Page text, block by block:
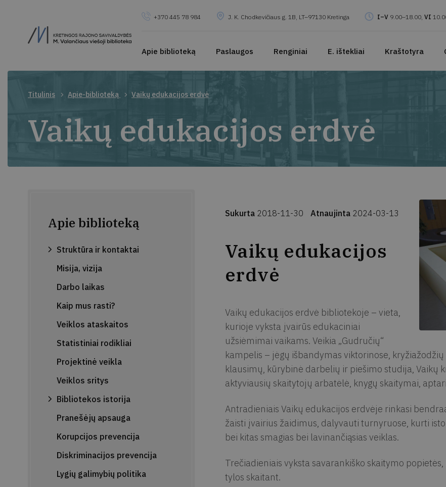
+370 445 78 984 J. K. Chodkevičiaus g. 1B, LT–97130 Kretinga I–V 9.00–18.00, VI
Apie biblioteką Paslaugos Renginiai E. ištekliai Kraštotyra
Titulinis Apie-biblioteką Vaikų edukacijos erdvė
Vaikų edukacijos erdvė
Apie biblioteką
Struktūra ir kontaktai
Misija, vizija
Darbo laikas
Kaip mus rasti?
Veiklos ataskaitos
Statistiniai rodikliai
Projektinė veikla
Veiklos sritys
Bibliotekos istorija
Pranešėjų apsauga
Korupcijos prevencija
Diskriminacijos prevencija
Lygių galimybių politika
Sukurta 2018-11-30 Atnaujinta 2024-03-13
Vaikų edukacijos
erdvė
Vaikų edukacijos erdvė bibliotekoje – vieta,
kurioje vyksta įvairūs edukaciniai
užsiėmimai vaikams. Veikia „Gudručių“
kampelis – jėgų išbandymas viktorinose,
klausimų, kūrybinė darbelių ir piešimo studija, Vaikų
aktyviausių skaitytojų arbatėlė, knygų skaitymai,
Antradieniais Vaikų edukacijos erdvėje rinkasi
žaisti įvairius žaidimus, dalyvauti turnyruose, kurti
bei kitas smagias bei lavinančiąsias veiklas.
Trečiadieniais vyksta savarankiško skaitymo
tylos skaitant.